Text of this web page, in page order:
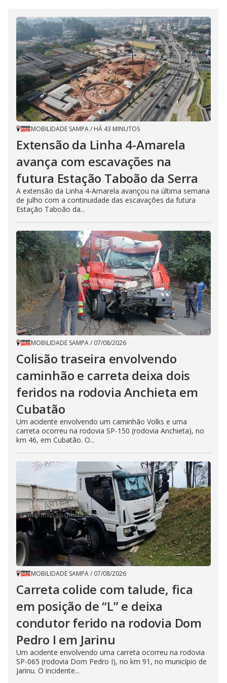
MOBILIDADE SAMPA/ HÁ 43 MINUTOS
Extensão da Linha 4-Amarela
avança com escavações na
futura Estação Taboão da Serra
A extensão da Linha 4-Amarela avançou na última semana
de julho com a continuidade das escavações da futura
Estação Taboão da...
MOBILIDADE SAMPA/ 07/08/2026
Colisão traseira envolvendo
caminhão e carreta deixa dois
feridos na rodovia Anchieta em
Cubatão
Um acidente envolvendo um caminhão Volks e uma
carreta ocorreu na rodovia SP-150 (rodovia Anchieta), no
km 46, em Cubatão. O...
MOBILIDADE SAMPA/ 07/08/2026
Carreta colide com talude, fica
em posição de “L” e deixa
condutor ferido na rodovia Dom
Pedro I em Jarinu
Um acidente envolvendo uma carreta ocorreu na rodovia
SP-065 (rodovia Dom Pedro I), no km 91, no município de
Jarinu. O incidente...